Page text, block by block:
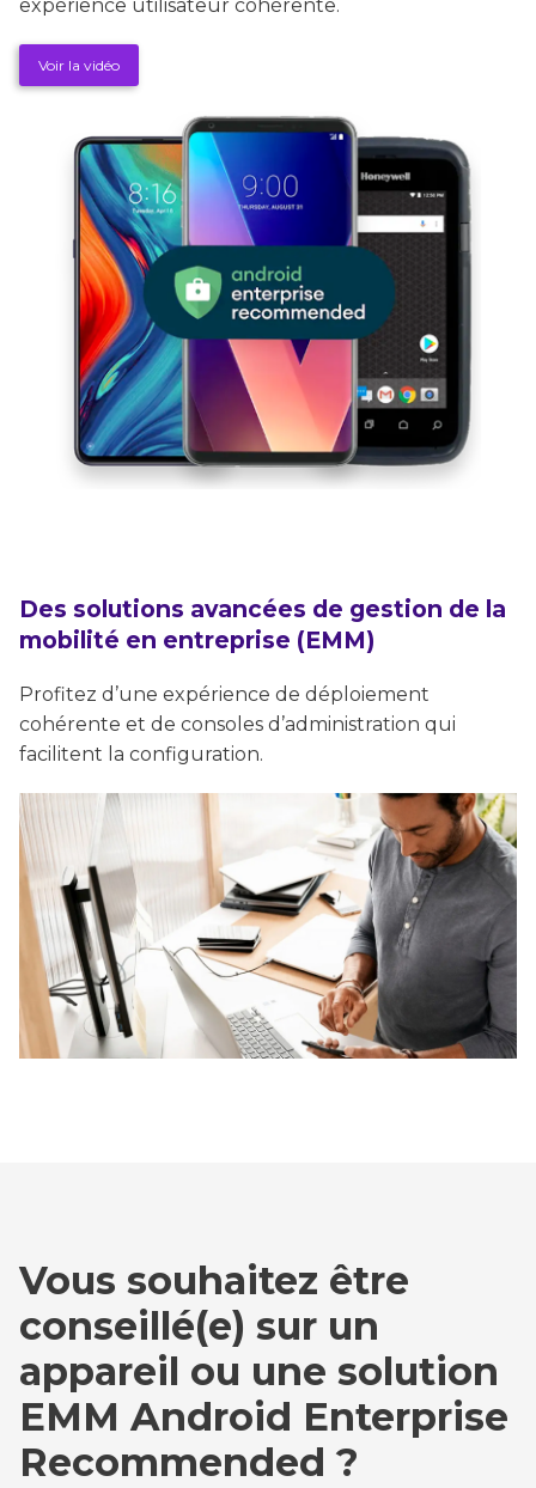
expérience utilisateur cohérente.
Voir la vidéo
Des solutions avancées de gestion de la
mobilité en entreprise (EMM)
Profitez d’une expérience de déploiement
cohérente et de consoles d’administration qui
facilitent la configuration.
Vous souhaitez être
conseillé(e) sur un
appareil ou une solution
EMM Android Enterprise
Recommended ?